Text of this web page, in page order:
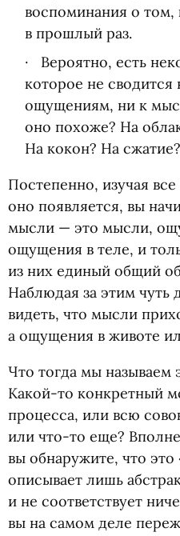
воспоминания о том,
в прошлый раз.
Вероятно, есть
которое не
ощущениям, ни к
оно похоже? На
На кокон? На сжатие?
Постепенно, изучая
оно появляется, вы
мысли — это мысли,
ощущения в теле, и
из них единый общий
Наблюдая за этим чуть
видеть, что мысли
а ощущения в животе
Что тогда мы называем
Какой-то конкретный
процесса, или всю
или что-то еще?
вы обнаружите, что это
описывает лишь
и не соответствует
вы на самом деле